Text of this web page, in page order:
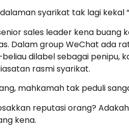
syarikat tak lagi kekal
sales leader kena buang
Dalam group WeChat ada
dilabel sebagai penipu,
rasmi syarikat.
mahkamah tak peduli
reputasi orang?
kena.